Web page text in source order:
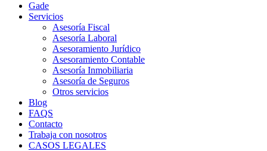
Gade
Servicios
Asesoría Fiscal
Asesoría Laboral
Asesoramiento Jurídico
Asesoramiento Contable
Asesoría Inmobiliaria
Asesoría de Seguros
Otros servicios
Blog
FAQS
Contacto
Trabaja con nosotros
CASOS LEGALES